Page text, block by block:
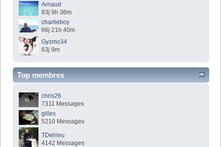
Arnaud
83j 9h 36m
charlieboy
66j 21h 40m
Gyzmo34
63j 9m
Top membres
chris26
7311 Messages
gilles
5210 Messages
TDelrieu
4142 Messages